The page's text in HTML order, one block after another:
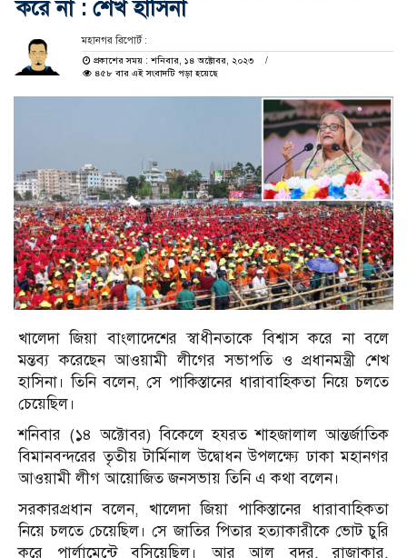
করে না : শেখ হাসিনা
মহানগর রিপোর্ট :
প্রকাশের সময় : শনিবার, ১৪ অক্টোবর, ২০২৩
৪৫৮ বার এই সংবাদটি পড়া হয়েছে
খালেদা জিয়া বাংলাদেশের স্বাধীনতাকে বিশ্বাস করে না বলে
মন্তব্য করেছেন আওয়ামী লীগের সভাপতি ও প্রধানমন্ত্রী শেখ
হাসিনা। তিনি বলেন, সে পাকিস্তানের ধারাবাহিকতা নিয়ে চলতে
চেয়েছিল।
শনিবার (১৪ অক্টোবর) বিকেলে হযরত শাহজালাল আন্তর্জাতিক
বিমানবন্দরের তৃতীয় টার্মিনাল উদ্বোধন উপলক্ষ্যে ঢাকা মহানগর
আওয়ামী লীগ আয়োজিত জনসভায় তিনি এ কথা বলেন।
সরকারপ্রধান বলেন, খালেদা জিয়া পাকিস্তানের ধারাবাহিকতা
নিয়ে চলতে চেয়েছিল। সে জাতির পিতার হত্যাকারীকে ভোট চুরি
করে পার্লামেন্টে বসিয়েছিল। আর আল বদর, রাজাকার,